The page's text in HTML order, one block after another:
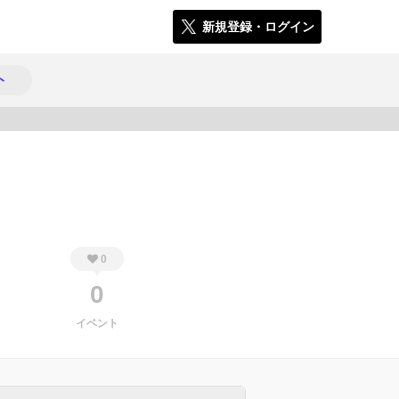
新規登録・ログイン
0
0
イベント